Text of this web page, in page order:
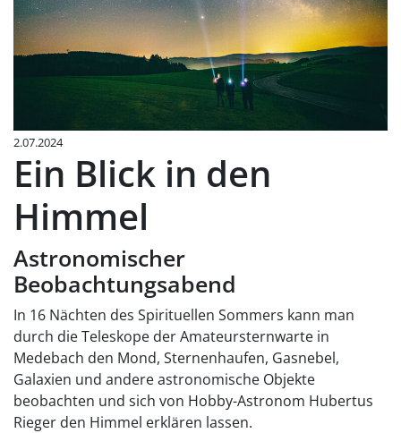
2.07.2024
Ein Blick in den
Himmel
Astronomischer
Beobachtungsabend
In 16 Nächten des Spirituellen Sommers kann man
durch die Teleskope der Amateursternwarte in
Medebach den Mond, Sternenhaufen, Gasnebel,
Galaxien und andere astronomische Objekte
beobachten und sich von Hobby-Astronom Hubertus
Rieger den Himmel erklären lassen.